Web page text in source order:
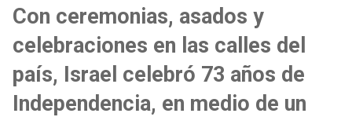
Con ceremonias, asados y
celebraciones en las calles del
país, Israel celebró 73 años de
Independencia, en medio de un